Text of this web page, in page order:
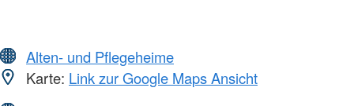
Alten- und Pflegeheime
Karte: Link zur Google Maps Ansicht